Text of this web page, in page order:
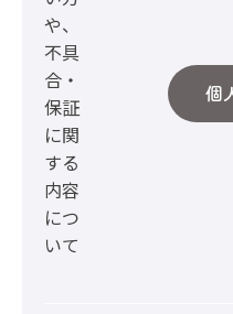
や、
不具
合・
保証
に関
する
内容
につ
いて
個